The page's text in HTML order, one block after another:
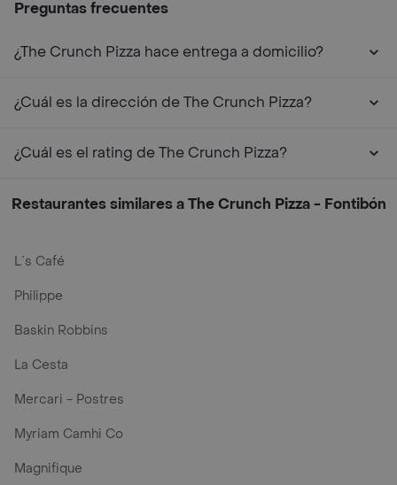
Preguntas frecuentes
¿The Crunch Pizza hace entrega a domicilio?
¿Cuál es la dirección de The Crunch Pizza?
¿Cuál es el rating de The Crunch Pizza?
Restaurantes similares a The Crunch Pizza - Fontibón
L´s Café
Philippe
Baskin Robbins
La Cesta
Mercari - Postres
Myriam Camhi Co
Magnifique